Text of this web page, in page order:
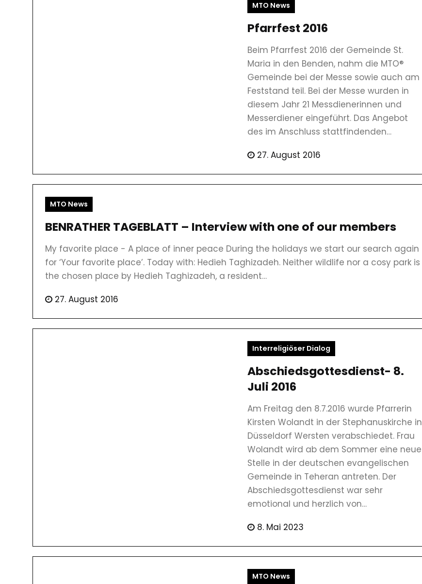
MTO News
Pfarrfest 2016
Beim Pfarrfest 2016 der Gemeinde St.
Maria in den Benden, nahm die MTO®
Gemeinde bei der Messe sowie auch am
Feststand teil. Bei der Messe wurden in
diesem Jahr 21 Messdienerinnen und
Messerdiener eingeführt. Das Angebot
des im Anschluss stattfindenden…
27. August 2016
MTO News
BENRATHER TAGEBLATT – Interview with one of our members
My favorite place - A place of inner peace During the holidays we start our search again
for ‘Your favorite place’. Today with: Hedieh Taghizadeh. Neither wildlife nor a cosy park is
the chosen place by Hedieh Taghizadeh, a resident…
27. August 2016
Interreligiöser Dialog
Abschiedsgottesdienst- 8.
Juli 2016
Am Freitag den 8.7.2016 wurde Pfarrerin
Kirsten Wolandt in der Stephanuskirche in
Düsseldorf Wersten verabschiedet. Frau
Wolandt wird ab dem Sommer eine neue
Stelle in der deutschen evangelischen
Gemeinde in Teheran antreten. Der
Abschiedsgottesdienst war sehr
emotional und herzlich von…
8. Mai 2023
MTO News